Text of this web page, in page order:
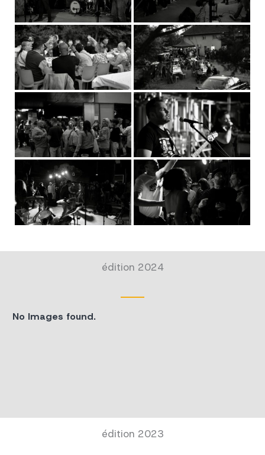
édition 2024
No Images found.
édition 2023